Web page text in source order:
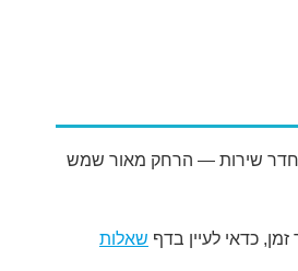
חדר שירות — הרחק מאור שמש
כדאי לעיין בדף שאלות